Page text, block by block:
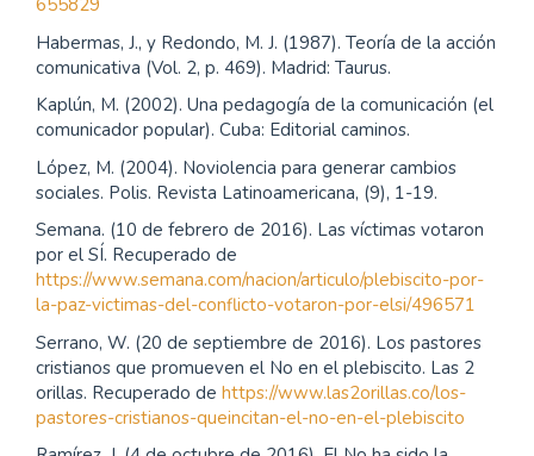
655829
Habermas, J., y Redondo, M. J. (1987). Teoría de la acción
comunicativa (Vol. 2, p. 469). Madrid: Taurus.
Kaplún, M. (2002). Una pedagogía de la comunicación (el
comunicador popular). Cuba: Editorial caminos.
López, M. (2004). Noviolencia para generar cambios
sociales. Polis. Revista Latinoamericana, (9), 1-19.
Semana. (10 de febrero de 2016). Las víctimas votaron
por el SÍ. Recuperado de
https://www.semana.com/nacion/articulo/plebiscito-por-
la-paz-victimas-del-conflicto-votaron-por-elsi/496571
Serrano, W. (20 de septiembre de 2016). Los pastores
cristianos que promueven el No en el plebiscito. Las 2
orillas. Recuperado de https://www.las2orillas.co/los-
pastores-cristianos-queincitan-el-no-en-el-plebiscito